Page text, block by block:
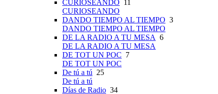
CURIOSEANDO 11
CURIOSEANDO
DANDO TIEMPO AL TIEMPO 3
DANDO TIEMPO AL TIEMPO
DE LA RADIO A TU MESA 6
DE LA RADIO A TU MESA
DE TOT UN POC 7
DE TOT UN POC
De tú a tú 25
De tú a tú
Días de Radio 34